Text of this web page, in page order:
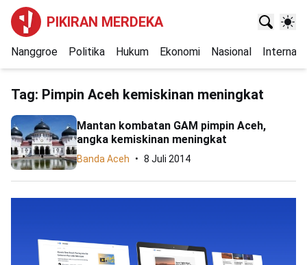
PIKIRAN MERDEKA
Nanggroe Politika Hukum Ekonomi Nasional
Tag: Pimpin Aceh kemiskinan meningkat
Mantan kombatan GAM pimpin Aceh,
angka kemiskinan meningkat
Banda Aceh 8 Juli 2014